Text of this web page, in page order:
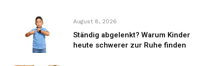
August 8, 2026
Ständig abgelenkt? Warum Kinder
heute schwerer zur Ruhe finden